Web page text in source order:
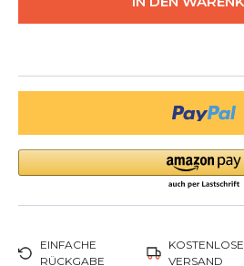
EINFACHE
RÜCKGABE
VERSAND